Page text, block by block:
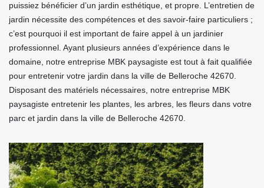
puissiez bénéficier d’un jardin esthétique, et propre. L’entretien de
jardin nécessite des compétences et des savoir-faire particuliers ;
c’est pourquoi il est important de faire appel à un jardinier
professionnel. Ayant plusieurs années d’expérience dans le
domaine, notre entreprise MBK paysagiste est tout à fait qualifiée
pour entretenir votre jardin dans la ville de Belleroche 42670.
Disposant des matériels nécessaires, notre entreprise MBK
paysagiste entretenir les plantes, les arbres, les fleurs dans votre
parc et jardin dans la ville de Belleroche 42670.